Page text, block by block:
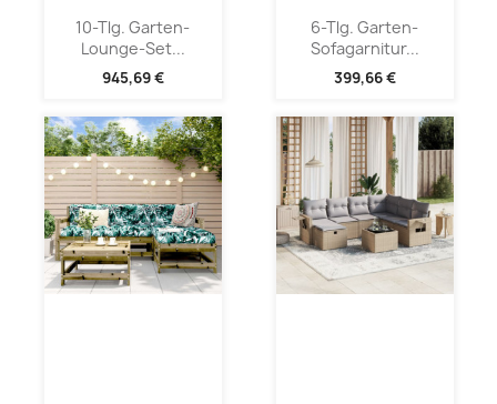
10-Tlg. Garten-
Lounge-Set...
945,69 €
6-Tlg. Garten-
Sofagarnitur...
399,66 €